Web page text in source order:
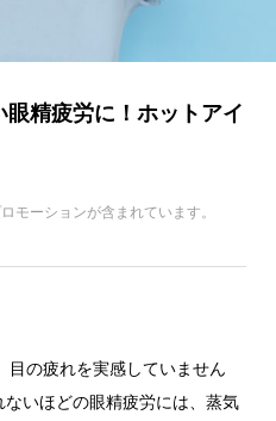
精疲労に！ホットアイ
モーションが含まれています。
目の疲れを実感していません
いほどの眼精疲労には、蒸気